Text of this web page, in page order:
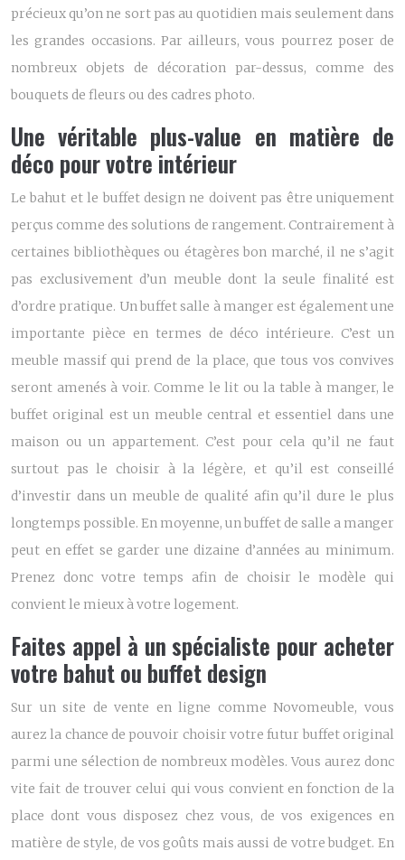
précieux qu’on ne sort pas au quotidien mais seulement dans
les grandes occasions. Par ailleurs, vous pourrez poser de
nombreux objets de décoration par-dessus, comme des
bouquets de fleurs ou des cadres photo.
Une véritable plus-value en matière de
déco pour votre intérieur
Le bahut et le buffet design ne doivent pas être uniquement
perçus comme des solutions de rangement. Contrairement à
certaines bibliothèques ou étagères bon marché, il ne s’agit
pas exclusivement d’un meuble dont la seule finalité est
d’ordre pratique. Un buffet salle à manger est également une
importante pièce en termes de déco intérieure. C’est un
meuble massif qui prend de la place, que tous vos convives
seront amenés à voir. Comme le lit ou la table à manger, le
buffet original est un meuble central et essentiel dans une
maison ou un appartement. C’est pour cela qu’il ne faut
surtout pas le choisir à la légère, et qu’il est conseillé
d’investir dans un meuble de qualité afin qu’il dure le plus
longtemps possible. En moyenne, un buffet de salle a manger
peut en effet se garder une dizaine d’années au minimum.
Prenez donc votre temps afin de choisir le modèle qui
convient le mieux à votre logement.
Faites appel à un spécialiste pour acheter
votre bahut ou buffet design
Sur un site de vente en ligne comme Novomeuble, vous
aurez la chance de pouvoir choisir votre futur buffet original
parmi une sélection de nombreux modèles. Vous aurez donc
vite fait de trouver celui qui vous convient en fonction de la
place dont vous disposez chez vous, de vos exigences en
matière de style, de vos goûts mais aussi de votre budget. En